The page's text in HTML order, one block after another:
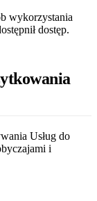
wykorzystania
dostęp.
Usług do
i